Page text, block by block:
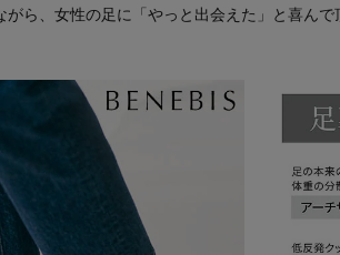
ら、女性の足に「やっと出会えた」と喜んで